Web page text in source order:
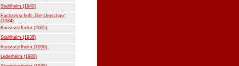
Stahlhelm (1940)
Fachzeitschrift „Die Umschau“
(1934)
Kunststoffhelm (2005)
Stahlhelm (1938)
Kunststoffhelm (1990)
Lederhelm (1980)